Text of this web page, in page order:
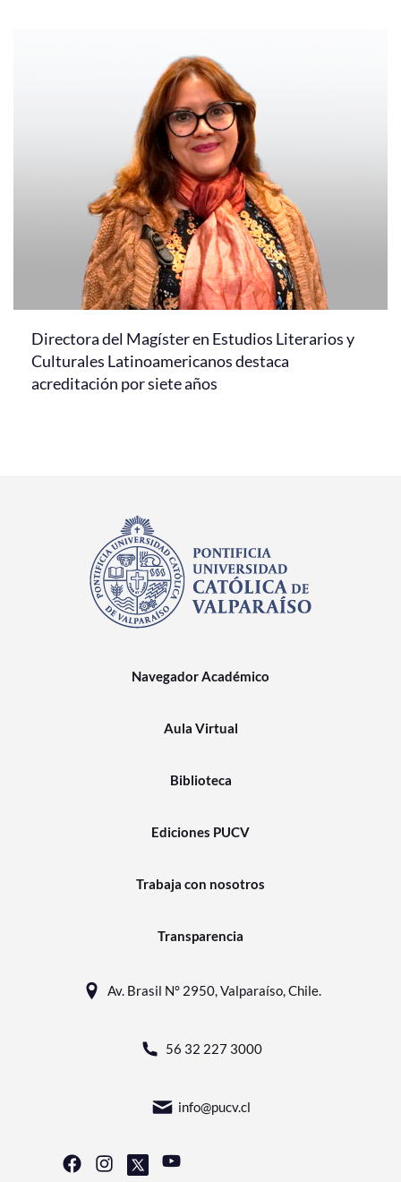
Directora del Magíster en Estudios Literarios y
Culturales Latinoamericanos destaca
acreditación por siete años
Navegador Académico
Aula Virtual
Biblioteca
Ediciones PUCV
Trabaja con nosotros
Transparencia
Av. Brasil N° 2950, Valparaíso, Chile.
56 32 227 3000
info@pucv.cl